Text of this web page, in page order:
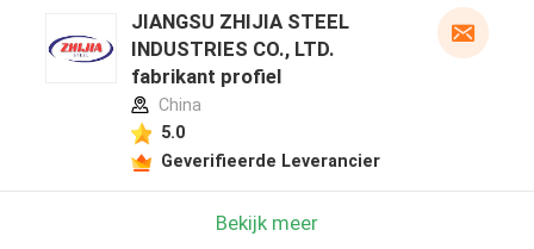
JIANGSU ZHIJIA STEEL
INDUSTRIES CO., LTD.
fabrikant profiel
China
5.0
Geverifieerde Leverancier
Bekijk meer